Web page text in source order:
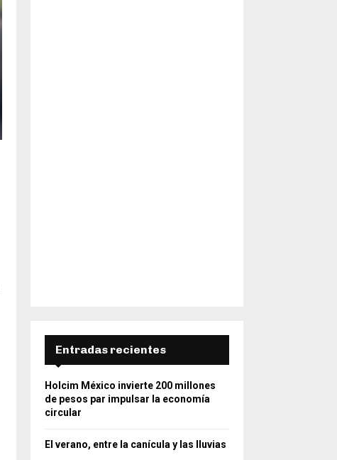
Entradas recientes
Holcim México invierte 200 millones
de pesos par impulsar la economía
circular
El verano, entre la canícula y las lluvias